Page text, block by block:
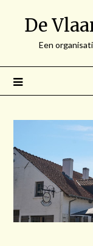
De
Een